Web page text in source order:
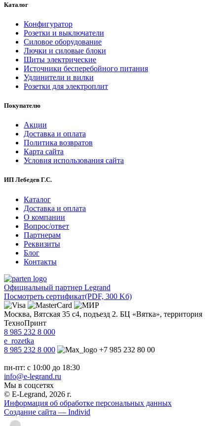
Каталог
Конфигуратор
Розетки и выключатели
Силовое оборудование
Лючки и силовые блоки
Щиты электрические
Источники бесперебойного питания
Удлинители и вилки
Розетки для электроплит
Покупателю
Акции
Доставка и оплата
Политика возвратов
Карта сайта
Условия использования сайта
ИП Лебедев Г.С.
Каталог
Доставка и оплата
О компании
Вопрос/ответ
Партнерам
Реквизиты
Блог
Контакты
Официальный партнер Legrand
Посмотреть сертификат(PDF, 300 Kб)
Москва, Вятская 35 с4, подъезд 2. БЦ «Вятка», территория
ТехноПринт
8 985 232 8 000
e_rozetka
8 985 232 8 000
+7 985 232 80 00
пн-пт: с 10:00 до 18:30
info@e-legrand.ru
Мы в соцсетях
© E-Legrand, 2026 г.
Информация об обработке персональных данных
Создание сайта — Individ